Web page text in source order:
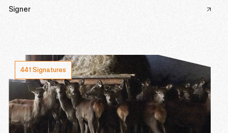
Signer
441 Signatures